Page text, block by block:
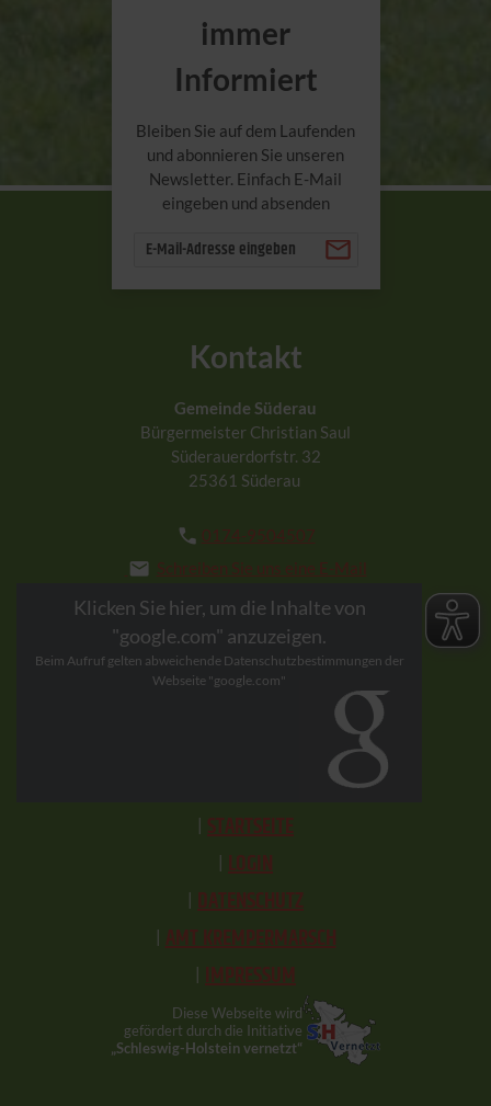
immer
Informiert
Bleiben Sie auf dem Laufenden
und abonnieren Sie unseren
Newsletter. Einfach E-Mail
eingeben und absenden
Kontakt
Gemeinde Süderau
Bürgermeister Christian Saul
Süderauerdorfstr. 32
25361 Süderau
 0174-9504507
 Schreiben Sie uns eine E-Mail
Klicken Sie hier, um die Inhalte von
"google.com" anzuzeigen.
Beim Aufruf gelten abweichende Datenschutzbestimmungen der
Webseite "google.com"
STARTSEITE
LOGIN
DATENSCHUTZ
AMT KREMPERMARSCH
IMPRESSUM
Diese Webseite wird
gefördert durch die Initiative
„Schleswig-Holstein vernetzt“